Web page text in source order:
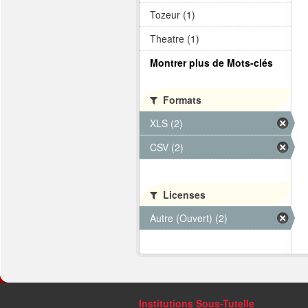
Tozeur (1)
Theatre (1)
Montrer plus de Mots-clés
Formats
XLS (2)
CSV (2)
Licenses
Autre (Ouvert) (2)
Institutions Sous-Tutelle